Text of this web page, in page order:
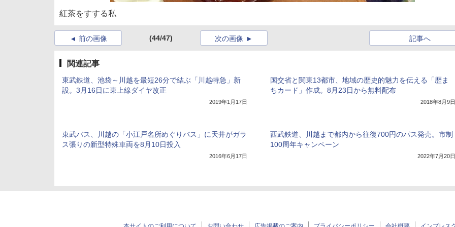
紅茶をすする私
前の画像 (44/47) 次の画像 記事へ
関連記事
東武鉄道、池袋～川越を最短26分で結ぶ「川越特急」新
設。3月16日に東上線ダイヤ改正
2019年1月17日
国交省と関東13都市、地域の歴史的魅力を伝える「歴ま
ちカード」作成。8月23日から無料配布
2018年8月9日
東武バス、川越の「小江戸名所めぐりバス」に天井がガラ
ス張りの新型特殊車両を8月10日投入
2016年6月17日
西武鉄道、川越まで都内から往復700円のパス発売。市制
100周年キャンペーン
2022年7月20日